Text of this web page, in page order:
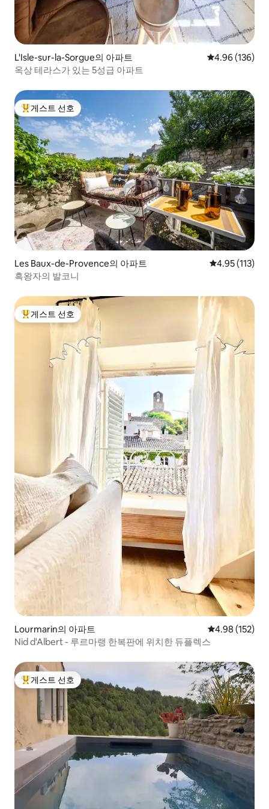
L'Isle-sur-la-Sorgue의 아파트 평점 4.96점(5
4.96 (136)
옥상 테라스가 있는 5성급 아파트
상위 게스트 선호
게스트 선호
Les Baux-de-Provence의 아파트 평점 4.95점(5
4.95 (113)
흑왕자의 발코니
상위 게스트 선호
게스트 선호
Lourmarin의 아파트 평점 4.98점(5
4.98 (152)
Nid d'Albert - 루르마랭 한복판에 위치한 듀플렉스
상위 게스트 선호
게스트 선호